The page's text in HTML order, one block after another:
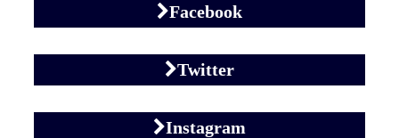
Facebook
Twitter
Instagram